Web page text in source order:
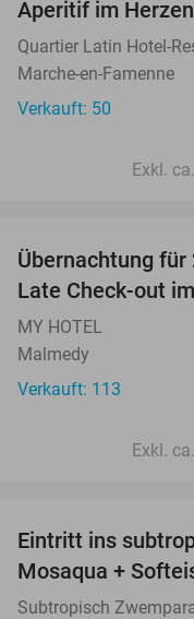
Aperitif im
Quartier Latin Hotel-
Marche-en-Famenne
Verkauft: 50
Exkl.
Übernachtung für
Late Check-out
MY HOTEL
Malmedy
Verkauft: 113
Exkl.
Eintritt ins
Mosaqua +
Subtropisch